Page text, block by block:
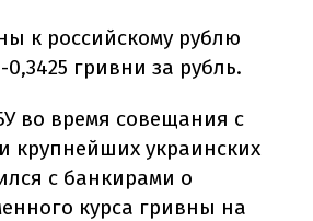
к российскому рублю
0,3425 гривни за рубль.
во время совещания с
крупнейших украинских
с банкирами о
курса гривны на